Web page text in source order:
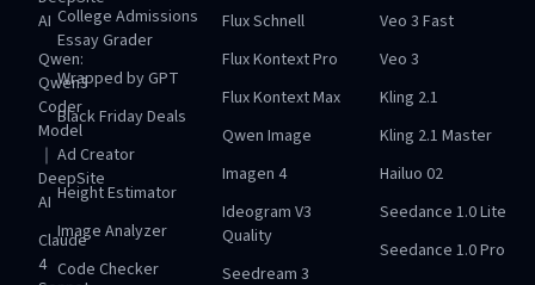
AI
Qwen:
Qwen3
Coder
Model
｜
DeepSite
AI
Claude
4
College Admissions
Essay Grader
Wrapped by GPT
Black Friday Deals
Ad Creator
Height Estimator
Image Analyzer
Code Checker
Flux Schnell
Flux Kontext Pro
Flux Kontext Max
Qwen Image
Imagen 4
Ideogram V3
Quality
Seedream 3
Veo 3 Fast
Veo 3
Kling 2.1
Kling 2.1 Master
Hailuo 02
Seedance 1.0 Lite
Seedance 1.0 Pro